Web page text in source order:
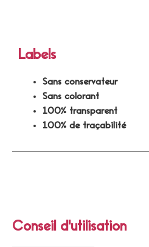
Conseil d'utilisation
Labels
Sans conservateur
Sans colorant
100% transparent
100% de traçabilité